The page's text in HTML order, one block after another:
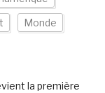
Monde
la première